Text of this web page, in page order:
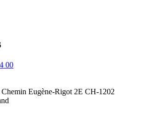
00
Eugène-Rigot 2E CH-1202